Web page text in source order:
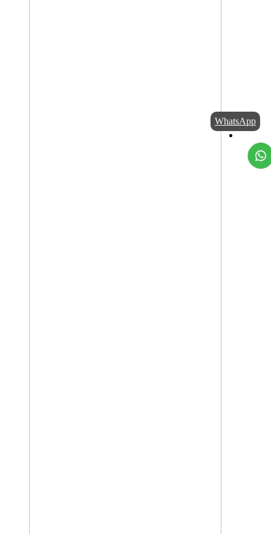
WhatsApp